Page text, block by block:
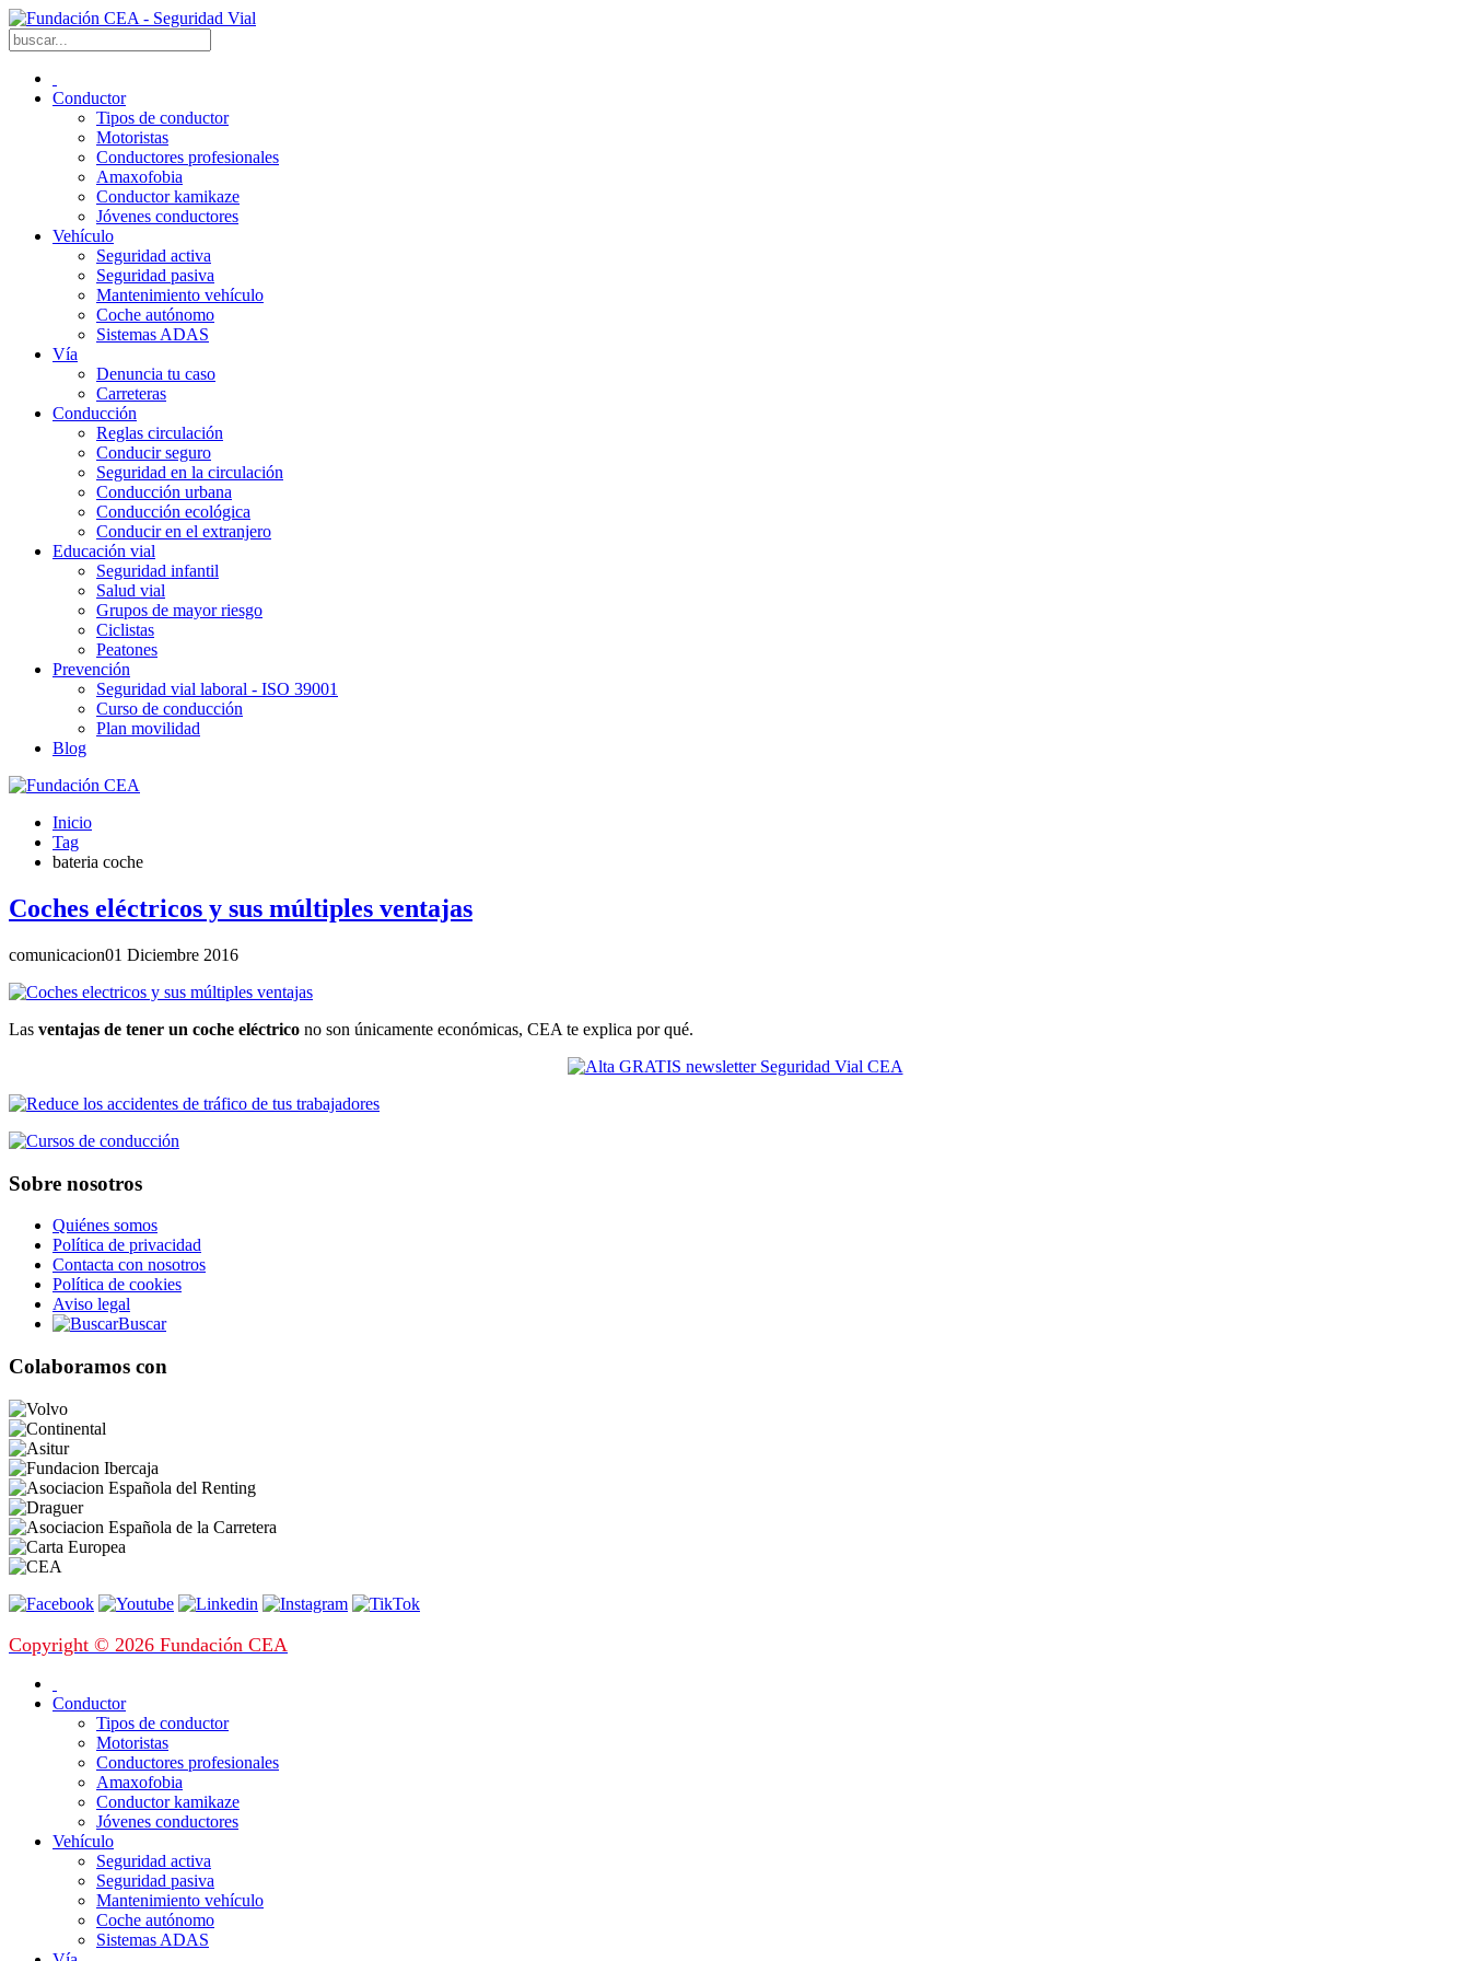
Conductor
Tipos de conductor
Motoristas
Conductores profesionales
Amaxofobia
Conductor kamikaze
Jóvenes conductores
Vehículo
Seguridad activa
Seguridad pasiva
Mantenimiento vehículo
Coche autónomo
Sistemas ADAS
Vía
Denuncia tu caso
Carreteras
Conducción
Reglas circulación
Conducir seguro
Seguridad en la circulación
Conducción urbana
Conducción ecológica
Conducir en el extranjero
Educación vial
Seguridad infantil
Salud vial
Grupos de mayor riesgo
Ciclistas
Peatones
Prevención
Seguridad vial laboral - ISO 39001
Curso de conducción
Plan movilidad
Blog
Inicio
Tag
bateria coche
Coches eléctricos y sus múltiples ventajas
comunicacion01 Diciembre 2016
Las ventajas de tener un coche eléctrico no son únicamente económicas, CEA te explica por qué.
Sobre nosotros
Quiénes somos
Política de privacidad
Contacta con nosotros
Política de cookies
Aviso legal
Buscar
Colaboramos con
Copyright © 2026 Fundación CEA
Conductor
Tipos de conductor
Motoristas
Conductores profesionales
Amaxofobia
Conductor kamikaze
Jóvenes conductores
Vehículo
Seguridad activa
Seguridad pasiva
Mantenimiento vehículo
Coche autónomo
Sistemas ADAS